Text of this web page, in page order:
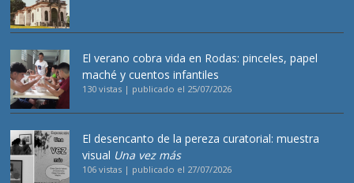
El verano cobra vida en Rodas: pinceles, papel
maché y cuentos infantiles
130 vistas | publicado el 25/07/2026
El desencanto de la pereza curatorial: muestra
visual Una vez más
106 vistas | publicado el 27/07/2026